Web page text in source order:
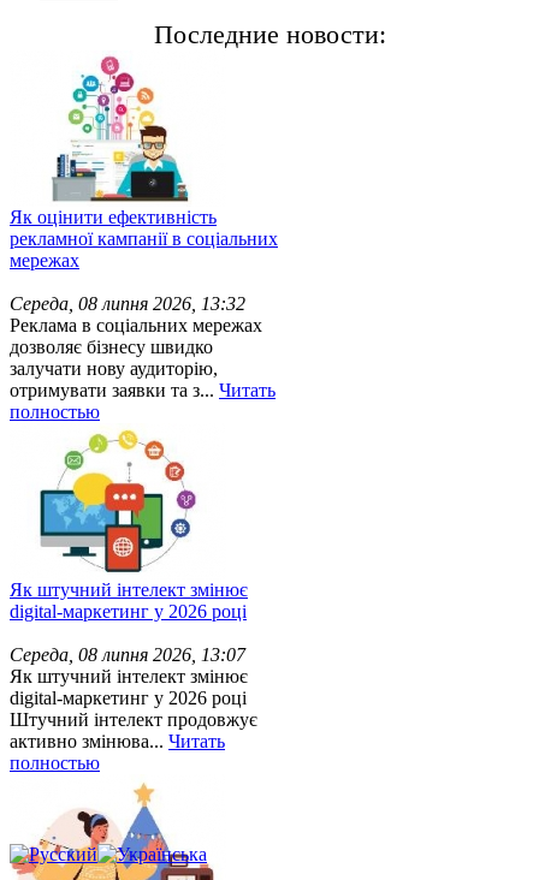
Последние новости:
Як оцінити ефективність
рекламної кампанії в соціальних
мережах
Середа, 08 липня 2026, 13:32
Реклама в соціальних мережах
дозволяє бізнесу швидко
залучати нову аудиторію,
отримувати заявки та з... Читать
полностью
Як штучний інтелект змінює
digital-маркетинг у 2026 році
Середа, 08 липня 2026, 13:07
Як штучний інтелект змінює
digital-маркетинг у 2026 році
Штучний інтелект продовжує
активно змінюва... Читать
полностью